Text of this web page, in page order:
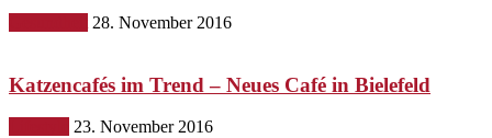
28. November 2016
Katzencafés im Trend – Neues Café in Bielefeld
23. November 2016